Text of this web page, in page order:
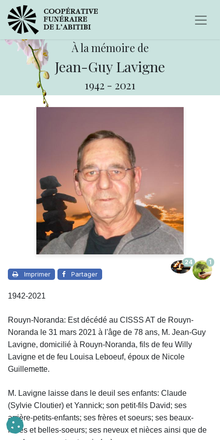
À la mémoire de
Jean-Guy Lavigne
1942 - 2021
Imprimer Partager
24 1
1942-2021
Rouyn-Noranda: Est décédé au CISSS AT de Rouyn-
Noranda le 31 mars 2021 à l'âge de 78 ans, M. Jean-Guy
Lavigne, domicilié à Rouyn-Noranda, fils de feu Willy
Lavigne et de feu Louisa Leboeuf, époux de Nicole
Guillemette.
M. Lavigne laisse dans le deuil ses enfants: Claude
(Sylvie Cloutier) et Yannick; son petit-fils David; ses
arrière-petits-enfants; ses frères et soeurs; ses beaux-
frères et belles-soeurs; ses neveux et nièces ainsi que de